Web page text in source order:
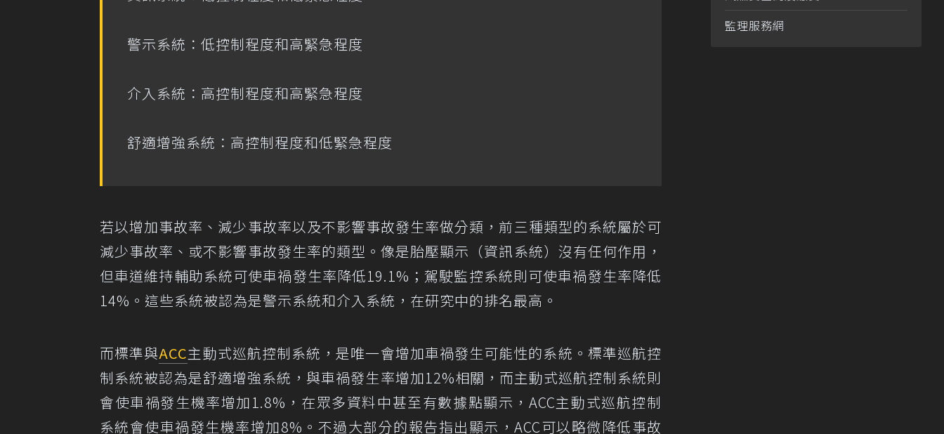
警示系統：低控制程度和高緊急程度
介入系統：高控制程度和高緊急程度
舒適增強系統：高控制程度和低緊急程度
若以增加事故率、減少事故率以及不影響事故發生率做分類，前三種類型的系統屬於可
減少事故率、或不影響事故發生率的類型。像是胎壓顯示（資訊系統）沒有任何作用，
但車道維持輔助系統可使車禍發生率降低19.1%；駕駛監控系統則可使車禍發生率降低
14%。這些系統被認為是警示系統和介入系統，在研究中的排名最高。
而標準與ACC主動式巡航控制系統，是唯一會增加車禍發生可能性的系統。標準巡航控
制系統被認為是舒適增強系統，與車禍發生率增加12%相關，而主動式巡航控制系統則
會使車禍發生機率增加1.8%，在眾多資料中甚至有數據點顯示，ACC主動式巡航控制
系統會使車禍發生機率增加8%。不過大部分的報告指出顯示，ACC可以略微降低事故
監理服務網